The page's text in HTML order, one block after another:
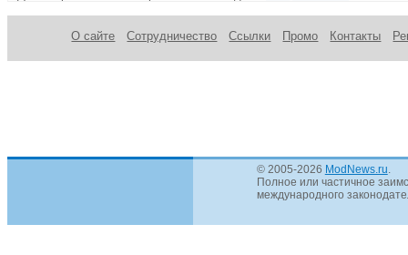
О сайте Сотрудничество Ссылки Промо Контакты
© 2005-2026 ModNews.ru
Полное или частичное
международного